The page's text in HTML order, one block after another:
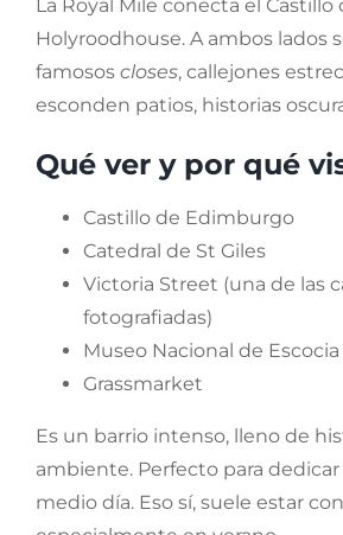
La Royal Mile conecta el Castillo
Holyroodhouse. A ambos lados
famosos closes, callejones
esconden patios, historias
Qué ver y por qué
Castillo de Edimburgo
Catedral de St Giles
Victoria Street (una de las
fotografiadas)
Museo Nacional de Escocia
Grassmarket
Es un barrio intenso, lleno de
ambiente. Perfecto para
medio día. Eso sí, suele estar